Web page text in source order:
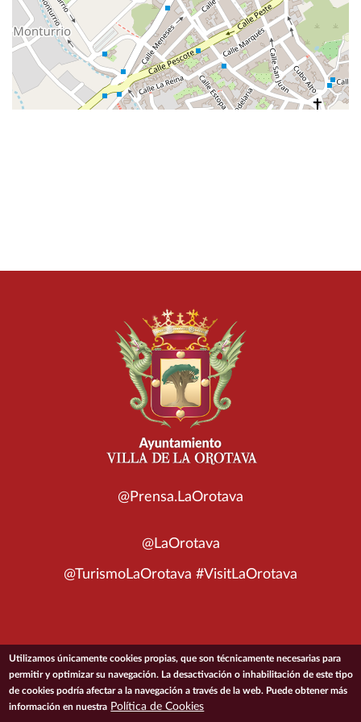
@Prensa.LaOrotava
@LaOrotava
@TurismoLaOrotava #VisitLaOrotava
© 2026 Ayuntamiento de la Villa de La Orotava
ACCESIBILIDAD CONDICIONES DE USO
Utilizamos únicamente cookies propias, que son técnicamente necesarias para
permitir y optimizar su navegación. La desactivación o inhabilitación de este tipo
de cookies podría afectar a la navegación a través de la web. Puede obtener más
información en nuestra Política de Cookies